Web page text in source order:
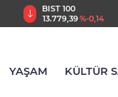
USD
47,6787%0,18
YAŞAM KÜLTÜR